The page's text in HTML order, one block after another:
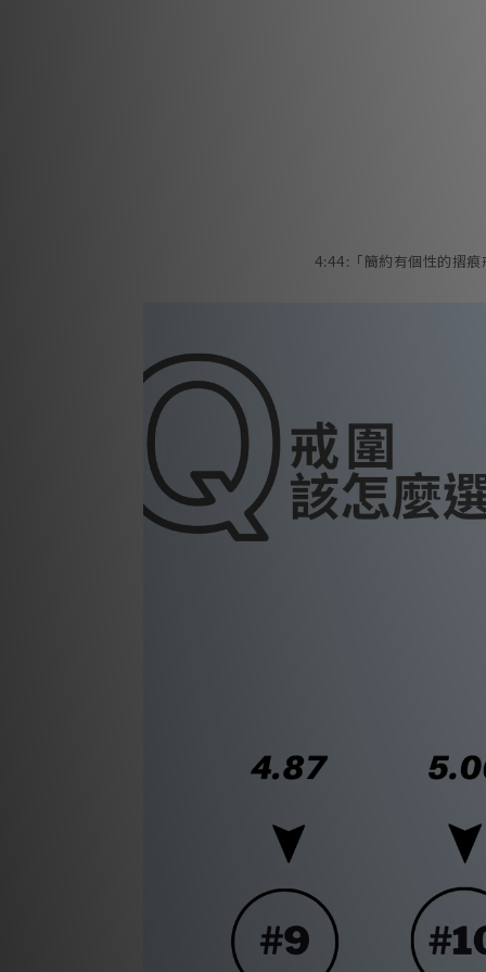
4:44:「簡約有個性的摺痕